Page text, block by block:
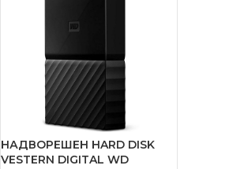
НАДВОРЕШЕН HARD DISK
VESTERN DIGITAL WD